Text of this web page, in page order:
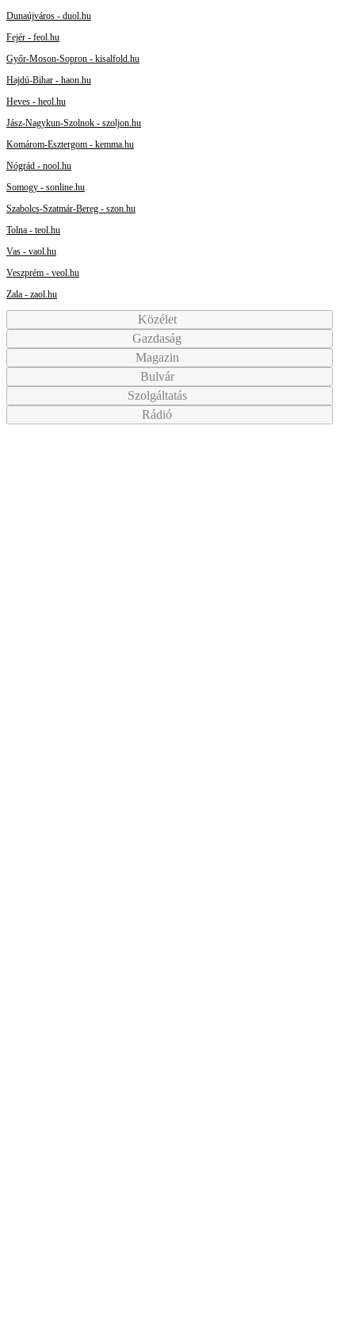
Dunaújváros - duol.hu
Fejér - feol.hu
Győr-Moson-Sopron - kisalfold.hu
Hajdú-Bihar - haon.hu
Heves - heol.hu
Jász-Nagykun-Szolnok - szoljon.hu
Komárom-Esztergom - kemma.hu
Nógrád - nool.hu
Somogy - sonline.hu
Szabolcs-Szatmár-Bereg - szon.hu
Tolna - teol.hu
Vas - vaol.hu
Veszprém - veol.hu
Zala - zaol.hu
Közélet
Gazdaság
Magazin
Bulvár
Szolgáltatás
Rádió